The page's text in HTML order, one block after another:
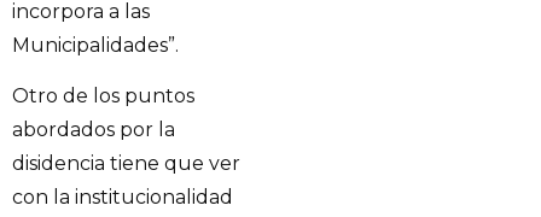
incorpora a las
Municipalidades”.
Otro de los puntos
abordados por la
disidencia tiene que ver
con la institucionalidad